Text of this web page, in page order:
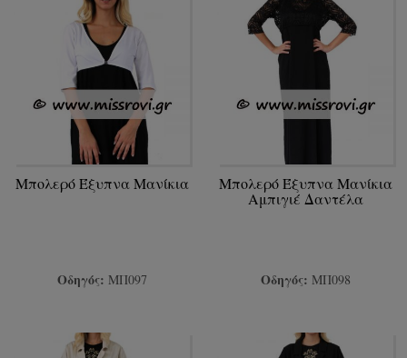
Μπολερό Έξυπνα Μανίκια
Οδηγός: ΜΠ097
Μπολερό Έξυπνα Μανίκια
Αμπιγιέ Δαντέλα
Οδηγός: ΜΠ098